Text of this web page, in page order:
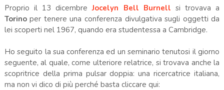
Proprio il 13 dicembreJocelyn Bell Burnell si trovava a
Torinoper tenere una conferenza divulgativa sugli oggetti da
lei scoperti nel 1967, quando era studentessa a Cambridge.
Ho seguito la sua conferenza ed un seminario tenutosi il giorno
seguente, al quale, come ulteriore relatrice, si trovava anche la
scopritrice della prima pulsar doppia: una ricercatrice italiana,
ma non vi dico di più perché basta cliccare qui: